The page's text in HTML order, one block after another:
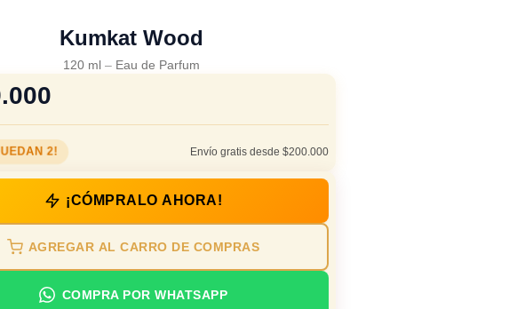
Kumkat Wood
120 ml – Eau de Parfum
2! Envío gratis desde $200.000
¡CÓMPRALO AHORA!
AGREGAR AL CARRO DE COMPRAS
COMPRA POR WHATSAPP